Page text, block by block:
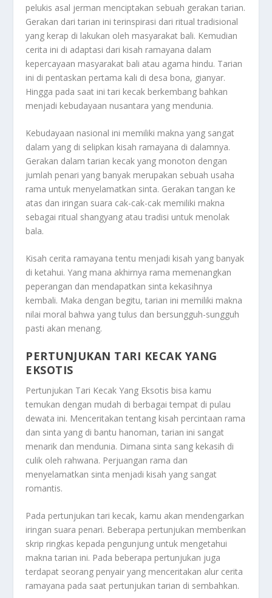
pelukis asal jerman menciptakan sebuah gerakan tarian.
Gerakan dari tarian ini terinspirasi dari ritual tradisional
yang kerap di lakukan oleh masyarakat bali. Kemudian
cerita ini di adaptasi dari kisah ramayana dalam
kepercayaan masyarakat bali atau agama hindu. Tarian
ini di pentaskan pertama kali di desa bona, gianyar.
Hingga pada saat ini tari kecak berkembang bahkan
menjadi kebudayaan nusantara yang mendunia.
Kebudayaan nasional ini memiliki makna yang sangat
dalam yang di selipkan kisah ramayana di dalamnya.
Gerakan dalam tarian kecak yang monoton dengan
jumlah penari yang banyak merupakan sebuah usaha
rama untuk menyelamatkan sinta. Gerakan tangan ke
atas dan iringan suara cak-cak-cak memiliki makna
sebagai ritual shangyang atau tradisi untuk menolak
bala.
Kisah cerita ramayana tentu menjadi kisah yang banyak
di ketahui. Yang mana akhirnya rama memenangkan
peperangan dan mendapatkan sinta kekasihnya
kembali. Maka dengan begitu, tarian ini memiliki makna
nilai moral bahwa yang tulus dan bersungguh-sungguh
pasti akan menang.
PERTUNJUKAN TARI KECAK YANG
EKSOTIS
Pertunjukan Tari Kecak Yang Eksotis bisa kamu
temukan dengan mudah di berbagai tempat di pulau
dewata ini. Menceritakan tentang kisah percintaan rama
dan sinta yang di bantu hanoman, tarian ini sangat
menarik dan mendunia. Dimana sinta sang kekasih di
culik oleh rahwana. Perjuangan rama dan
menyelamatkan sinta menjadi kisah yang sangat
romantis.
Pada pertunjukan tari kecak, kamu akan mendengarkan
iringan suara penari. Beberapa pertunjukan memberikan
skrip ringkas kepada pengunjung untuk mengetahui
makna tarian ini. Pada beberapa pertunjukan juga
terdapat seorang penyair yang menceritakan alur cerita
ramayana pada saat pertunjukan tarian di sembahkan.